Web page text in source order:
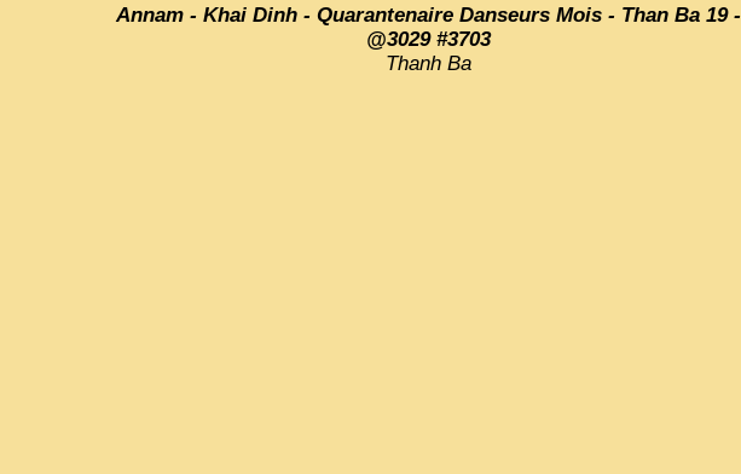
Annam - Khai Dinh - Quarantenaire Danseurs Mois - Than Ba 19 -
@3029 #3703
Thanh Ba